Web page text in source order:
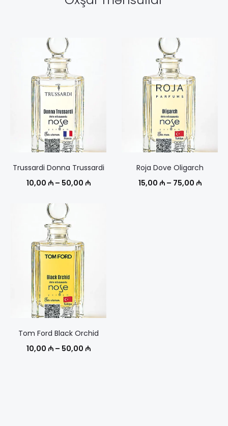
Trussardi Donna Trussardi
10,00 ₼ – 50,00 ₼Диапазон
Roja Dove Oligarch
15,00 ₼ – 75,00 ₼
Tom Ford Black Orchid
10,00 ₼ – 50,00 ₼Диапазон